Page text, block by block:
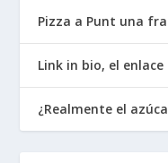
Pizza a Punt una
Link in bio, el
¿Realmente el